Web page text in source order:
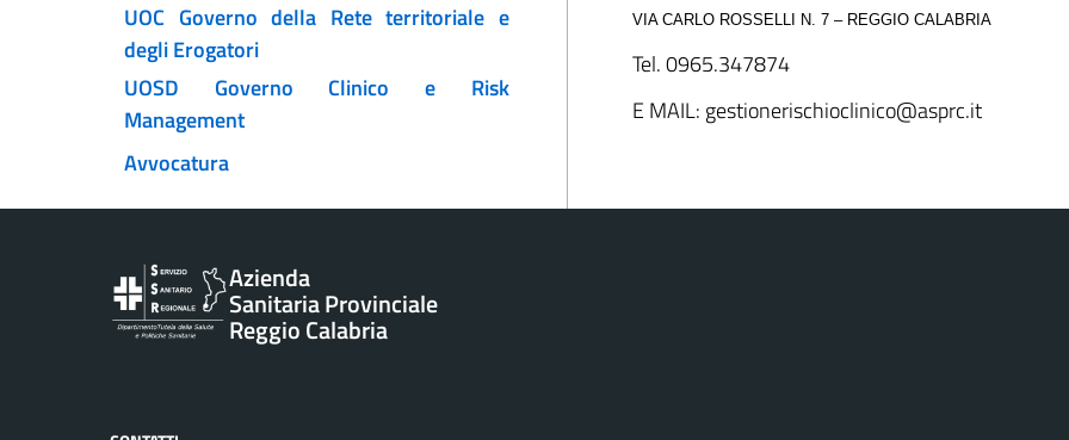
UOC Governo della Rete territoriale e
degli Erogatori
UOSD Governo Clinico e Risk
Management
Avvocatura
VIA CARLO ROSSELLI N. 7 – REGGIO CALABRIA
Tel. 0965.347874
E MAIL: gestionerischioclinico@asprc.it
Azienda
Sanitaria Provinciale
Reggio Calabria